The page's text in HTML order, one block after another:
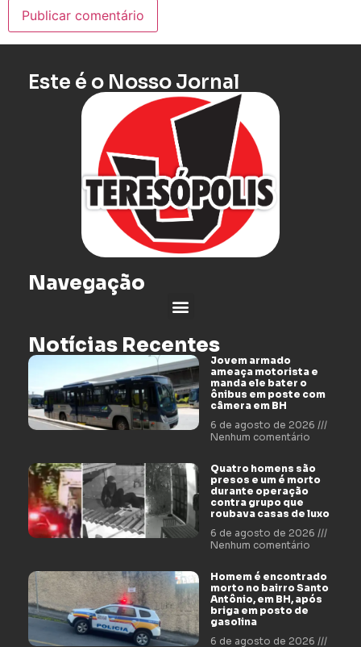
Este é o Nosso Jornal
Navegação
Notícias Recentes
Jovem armado
ameaça motorista e
manda ele bater o
ônibus em poste com
câmera em BH
6 de agosto de 2026
Nenhum comentário
Quatro homens são
presos e um é morto
durante operação
contra grupo que
roubava casas de luxo
6 de agosto de 2026
Nenhum comentário
Homem é encontrado
morto no bairro Santo
Antônio, em BH, após
briga em posto de
gasolina
6 de agosto de 2026